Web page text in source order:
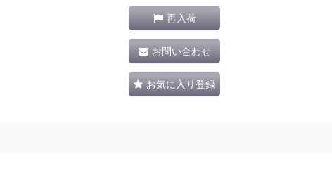
再入荷
お問い合わせ
お気に入り登録